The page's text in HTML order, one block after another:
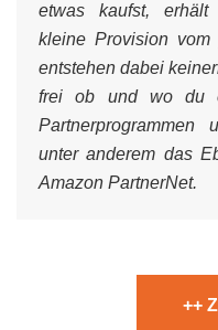
etwas kaufst, erhält
kleine Provision
entstehen dabei
frei ob und wo du
Partnerprogrammen
unter anderem das
Amazon PartnerNet.
++